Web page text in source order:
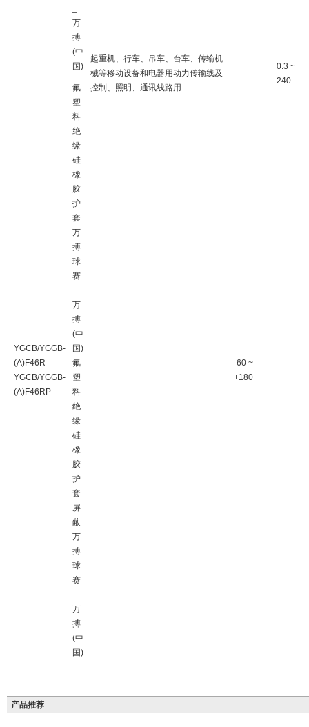
起重机、行车、吊车、台车、传输机
械等移动设备和电器用动力传输线及
控制、照明、通讯线路用
0.3 ~
240
万
搏
(中
国)
YGCB/YGGB-
(A)F46R
YGCB/YGGB-
(A)F46RP
氟
塑
料
绝
缘
硅
橡
胶
护
套
万
搏
球
赛
万
搏
(中
国)
氟
塑
料
绝
缘
硅
橡
胶
护
套
屏
蔽
万
搏
球
赛
万
搏
(中
国)
-60 ~
+180
产品推荐